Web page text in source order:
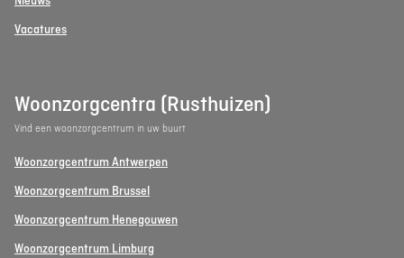
Vacatures
Woonzorgcentra (Rusthuizen)
Vind een woonzorgcentrum in uw buurt
Woonzorgcentrum Antwerpen
Woonzorgcentrum Brussel
Woonzorgcentrum Henegouwen
Woonzorgcentrum Limburg